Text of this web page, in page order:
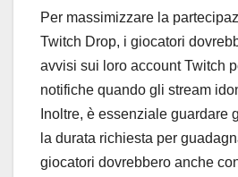
Per massimizzare la
Twitch Drop, i giocatori
avvisi sui loro account Twitch
notifiche quando gli stream
Inoltre, è essenziale guardare
la durata richiesta per
giocatori dovrebbero anche